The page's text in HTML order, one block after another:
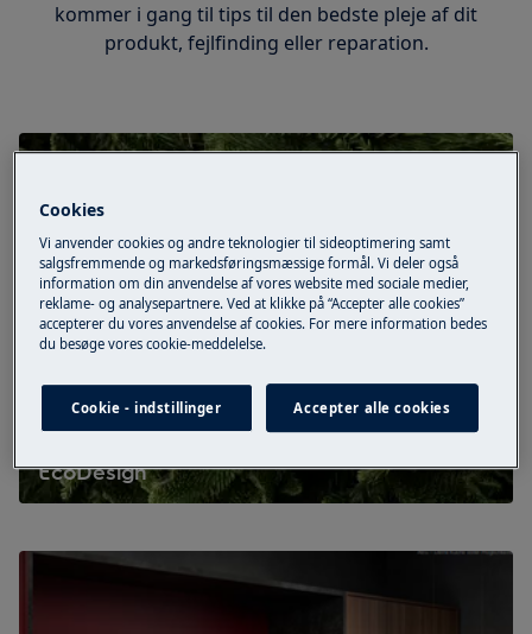
kommer i gang til tips til den bedste pleje af dit
produkt, fejlfinding eller reparation.
EcoDesign
Cookies
Vi anvender cookies og andre teknologier til sideoptimering samt
salgsfremmende og markedsføringsmæssige formål. Vi deler også
information om din anvendelse af vores website med sociale medier,
reklame- og analysepartnere. Ved at klikke på “Accepter alle cookies”
accepterer du vores anvendelse af cookies. For mere information bedes
du besøge vores cookie-meddelelse.
Cookie - indstillinger Accepter alle cookies